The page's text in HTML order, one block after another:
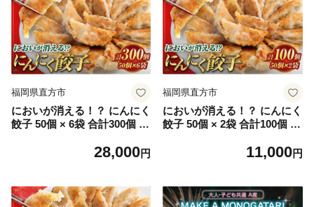
福岡県直方市
においが消える！？ にんにく
餃子 50個 × 6袋 合計300個 海
ーザ にんにく ニンニク 金子
28,000円
福岡県直方市
においが消える！？ にんにく
餃子 50個 × 2袋 合計100個 海
ーザ にんにく ニンニク 金子
11,000円